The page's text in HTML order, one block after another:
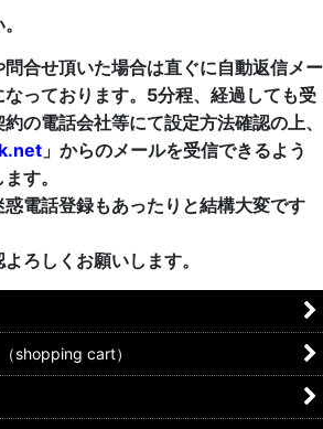
合せ頂いた場合は直ぐに自動返信メー
っております。5分程、経過しても受
の電話会社等にて設定方法確認の上、
」からのメールを受信できるよう
す。
電話登録もあったりと結構大変です
ろしくお願いします。
shopping cart）